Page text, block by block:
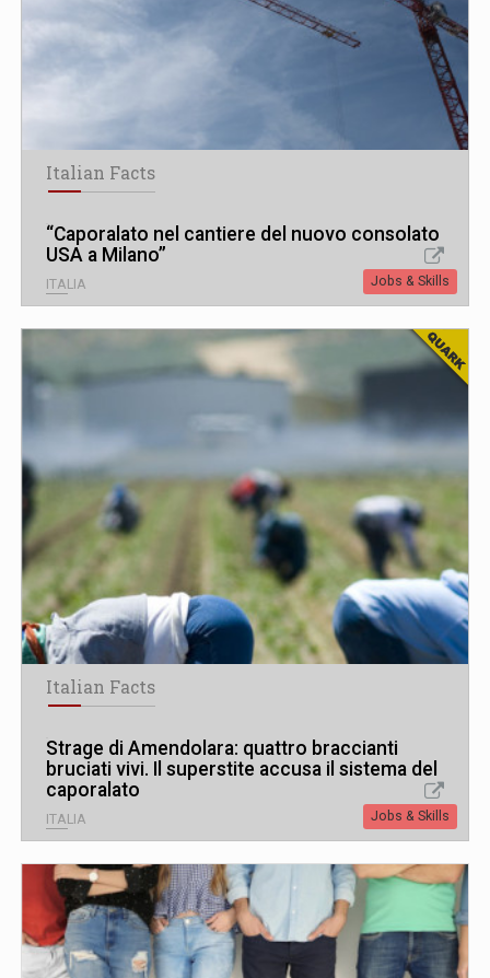
Italian Facts
“Caporalato nel cantiere del nuovo consolato
USA a Milano”
ITALIA Jobs & Skills
Italian Facts
Strage di Amendolara: quattro braccianti
bruciati vivi. Il superstite accusa il sistema del
caporalato
ITALIA Jobs & Skills